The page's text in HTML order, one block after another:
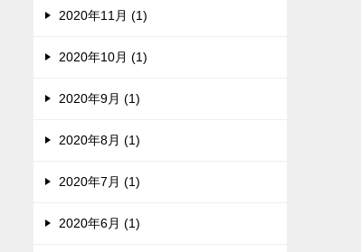
2020年11月 (1)
2020年10月 (1)
2020年9月 (1)
2020年8月 (1)
2020年7月 (1)
2020年6月 (1)